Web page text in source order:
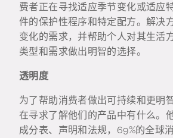
费者正在寻找适应季节变化或适应
件的保护性程序和特定配方。解决
变化的需求，并帮助个人对其生活
类型和需求做出明智的选择。
透明度
为了帮助消费者做出可持续和更明
在寻求了解他们的产品中有什么。
成分表、声明和法规，69%的全球